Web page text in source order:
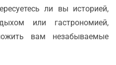
ли вы историей,
или гастрономией,
вам незабываемые